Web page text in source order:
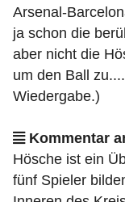
Arsenal-
ja schon die
aber nicht die
um den Ball
Wiedergabe.)
Kommentar
Hösche ist ein
fünf Spieler